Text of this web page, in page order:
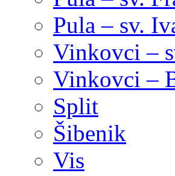
Pula – sv.
Vinkovci –
Vinkovci –
Split
Šibenik
Vis